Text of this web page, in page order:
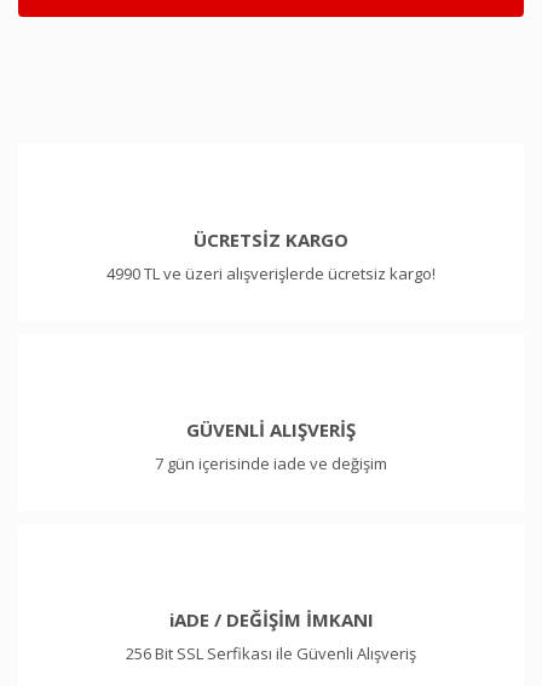
ÜCRETSİZ KARGO
4990 TL ve üzeri alışverişlerde ücretsiz kargo!
GÜVENLİ ALIŞVERİŞ
7 gün içerisinde iade ve değişim
iADE / DEĞİŞİM İMKANI
256 Bit SSL Serfikası ile Güvenli Alışveriş